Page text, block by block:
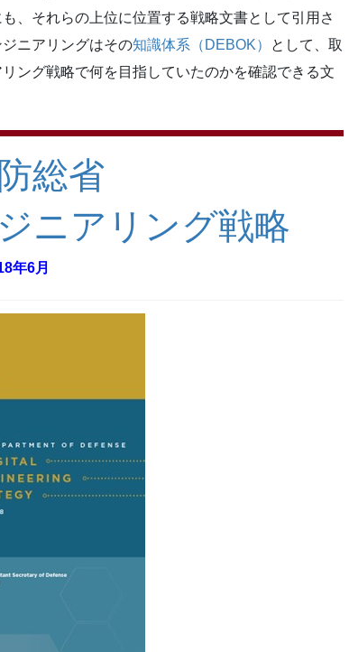
、それらの上位に位置する戦略文書として引用さ
ニアリングはその知識体系（DEBOK）
として、取
ング戦略で何を目指していたのかを確認できる文
総省
ニアリング戦略
年6月